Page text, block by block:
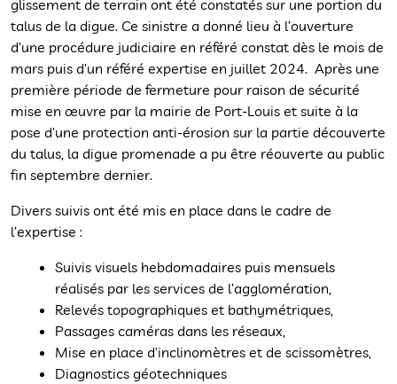
glissement de terrain ont été constatés sur une portion du
talus de la digue. Ce sinistre a donné lieu à l’ouverture
d’une procédure judiciaire en référé constat dès le mois de
mars puis d’un référé expertise en juillet 2024. Après une
première période de fermeture pour raison de sécurité
mise en œuvre par la mairie de Port-Louis et suite à la
pose d’une protection anti-érosion sur la partie découverte
du talus, la digue promenade a pu être réouverte au public
fin septembre dernier.
Divers suivis ont été mis en place dans le cadre de
l’expertise :
Suivis visuels hebdomadaires puis mensuels
réalisés par les services de l’agglomération,
Relevés topographiques et bathymétriques,
Passages caméras dans les réseaux,
Mise en place d’inclinomètres et de scissomètres,
Diagnostics géotechniques